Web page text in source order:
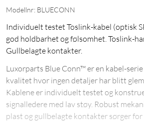
Modellnr: BLUECONN
Individuelt testet Toslink-kabel (optisk
god holdbarhet og følsomhet. Toslink-
Gullbelagte kontakter.
Luxorparts Blue Conn™ er en kabel-
kvalitet hvor ingen detaljer har blitt
Kablene er individuelt testet og
signalledere med lav støy. Robust
plast og gullbelagte kontakter sørger